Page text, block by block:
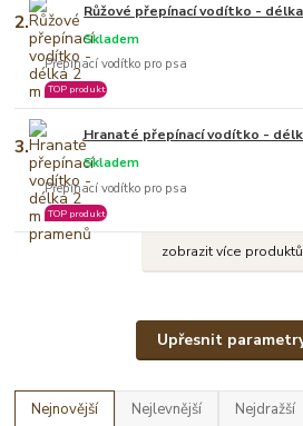
2. Růžové přepínací vodítko -
Přepínací vodítko pro psa
Skladem
TOP produkt
3. Hranaté přepínací vodítko -
Přepínací vodítko pro psa
Skladem
TOP produkt
zobrazit více produktů
Upřesnit
Nejnovější Nejlevnější Nejdražší